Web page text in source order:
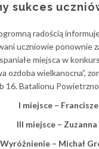
sukces
radością
uczniowie ponownie
miejsca w
ozdoba wielkanocna”,
16. Batalionu
I miejsce –
III miejsce –
Wyróżnienie – Michał